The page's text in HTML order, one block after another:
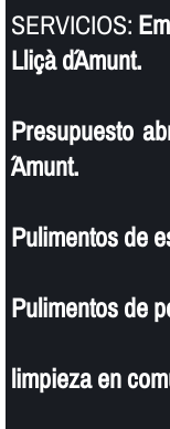
SERVICIOS:
Lliçà d´Amunt.
Presupuesto
´Amunt.
Pulimentos de
Pulimentos de
limpieza en